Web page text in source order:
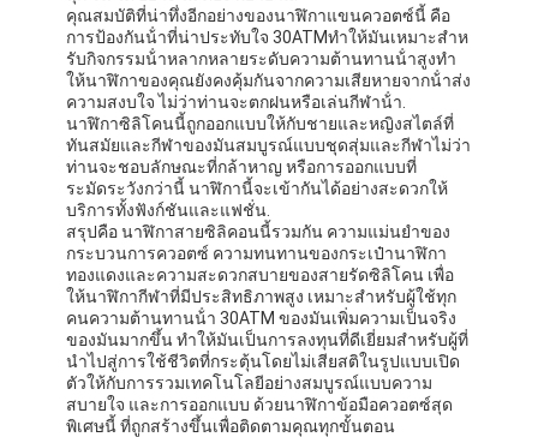
คุณสมบัติที่น่าทึ่งอีกอย่างของนาฬิกาแขนควอตซ์นี้ คือ
การป้องกันน้ําที่น่าประทับใจ 30ATMทําให้มันเหมาะสําห
รับกิจกรรมน้ําหลากหลายระดับความต้านทานน้ําสูงทํา
ให้นาฬิกาของคุณยังคงคุ้มกันจากความเสียหายจากน้ําส่ง
ความสงบใจ ไม่ว่าท่านจะตกฝนหรือเล่นกีฬาน้ํา.
นาฬิกาซิลิโคนนี้ถูกออกแบบให้กับชายและหญิงสไตล์ที่
ทันสมัยและกีฬาของมันสมบูรณ์แบบชุดสุ่มและกีฬาไม่ว่า
ท่านจะชอบลักษณะที่กล้าหาญ หรือการออกแบบที่
ระมัดระวังกว่านี้ นาฬิกานี้จะเข้ากันได้อย่างสะดวกให้
บริการทั้งฟังก์ชันและแฟชั่น.
สรุปคือ นาฬิกาสายซิลิคอนนี้รวมกัน ความแม่นยําของ
กระบวนการควอตซ์ ความทนทานของกระเป๋านาฬิกา
ทองแดงและความสะดวกสบายของสายรัดซิลิโคน เพื่อ
ให้นาฬิกากีฬาที่มีประสิทธิภาพสูง เหมาะสําหรับผู้ใช้ทุก
คนความต้านทานน้ํา 30ATM ของมันเพิ่มความเป็นจริง
ของมันมากขึ้น ทําให้มันเป็นการลงทุนที่ดีเยี่ยมสําหรับผู้ที่
นําไปสู่การใช้ชีวิตที่กระตุ้นโดยไม่เสียสติในรูปแบบเปิด
ตัวให้กับการรวมเทคโนโลยีอย่างสมบูรณ์แบบความ
สบายใจ และการออกแบบ ด้วยนาฬิกาข้อมือควอตซ์สุด
พิเศษนี้ ที่ถูกสร้างขึ้นเพื่อติดตามคุณทุกขั้นตอน